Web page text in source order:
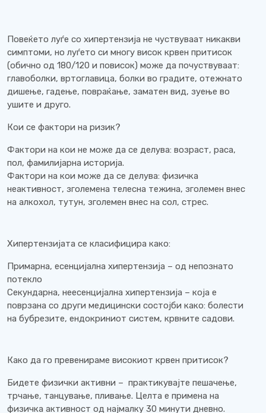
Повеќето луѓе со хипертензија не чуствуваат никакви
симптоми, но луѓето си многу висок крвен притисок
(обично од 180/120 и повисок) може да почуствуваат:
главоболки, вртоглавица, болки во градите, отежнато
дишење, гадење, повраќање, заматен вид, зуење во
ушите и друго.
Кои се фактори на ризик?
Фактори на кои не може да се делува: возраст, раса,
пол, фамилијарна историја.
Фактори на кои може да се делува: физичка
неактивност, зголемена телесна тежина, зголемен внес
на алкохол, тутун, зголемен внес на сол, стрес.
Хипертензијата се класифицира како:
Примарна, есенцијална хипертензија – од непознато
потекло
Секундарна, неесенцијална хипертензија – која е
поврзана со други медицински состојби како: болести
на бубрезите, ендокриниот систем, крвните садови.
Како да го превенираме високиот крвен притисок?
Бидете физички активни – практикувајте пешачење,
трчање, танцување, пливање. Целта е примена на
физичка активност од најмалку 30 минути дневно.